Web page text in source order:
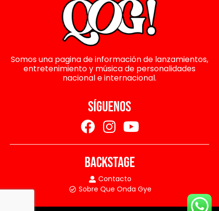
Somos una pagina de información de lanzamientos,
entretenimiento y música de personalidades
nacional e internacional.
SÍGUENOS
BACKSTAGE
Contacto
Sobre Que Onda Gye